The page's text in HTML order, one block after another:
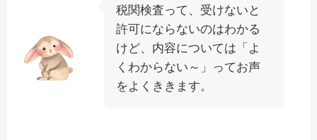
税関検査って、受けないと
許可にならないのはわかる
けど、内容については「よ
くわからない～」ってお声
をよくききます。